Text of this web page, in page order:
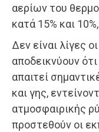
αερίων του
κατά 15% και
Δεν είναι λίγες
αποδεικνύουν
απαιτεί
και γης,
ατμοσφαιρικής
προστεθούν οι